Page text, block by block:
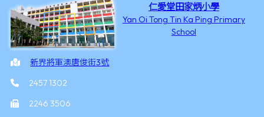
仁愛堂田家炳小學
Yan Oi Tong Tin Ka Ping Primary
School
新界將軍澳唐俊街3號
2457 1302
2246 3506